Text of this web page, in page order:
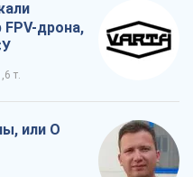
дрона,
т.
или О